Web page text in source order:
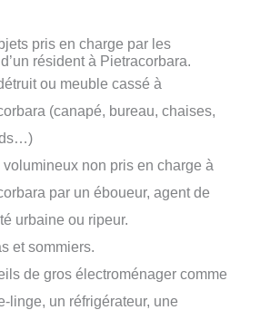
pris en charge par les
résident à Pietracorbara.
ou meuble cassé à
(canapé, bureau, chaises,
volumineux non pris en charge à
par un éboueur, agent de
urbaine ou ripeur.
et sommiers.
de gros électroménager comme
linge, un réfrigérateur, une